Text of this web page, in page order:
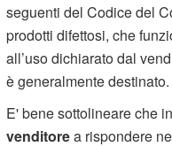
seguenti del Codice del
prodotti difettosi, che
all’uso dichiarato dal
è generalmente destinato.
E' bene sottolineare che
venditorea rispondere